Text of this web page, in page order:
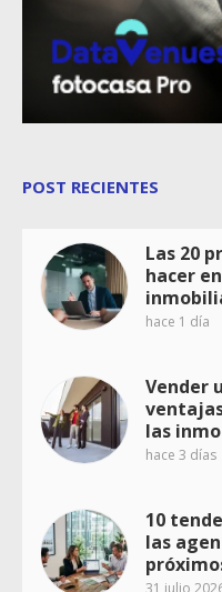
POST RECIENTES
Las 20
hacer
hace 1 día
Vender
las
hace 3 días
10
las